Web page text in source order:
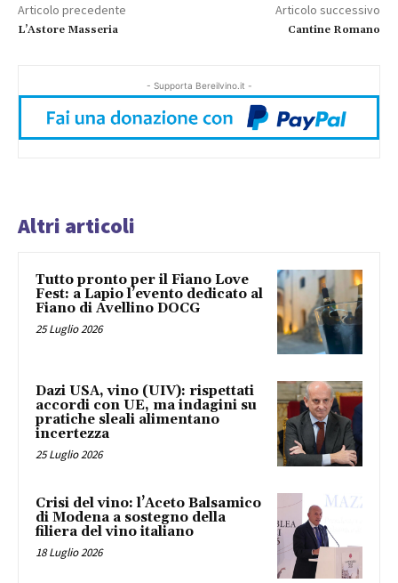
Articolo precedente
L’Astore Masseria
Articolo successivo
Cantine Romano
- Supporta Bereilvino.it -
Altri articoli
Tutto pronto per il Fiano Love
Fest: a Lapio l’evento dedicato al
Fiano di Avellino DOCG
25 Luglio 2026
Dazi USA, vino (UIV): rispettati
accordi con UE, ma indagini su
pratiche sleali alimentano
incertezza
25 Luglio 2026
Crisi del vino: l’Aceto Balsamico
di Modena a sostegno della
filiera del vino italiano
18 Luglio 2026